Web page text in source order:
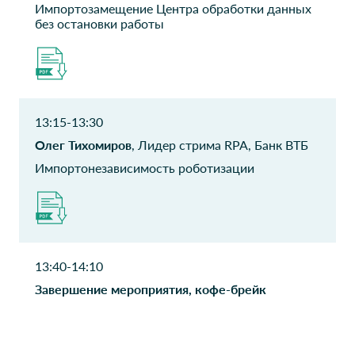
ИРЭ-ПОЛЮС Фонд Сколково
ООО ДЕФАНС
Руководитель УИТ
ИРЭ-Полюс
руководитель проектов
Прио-Внешторгбанк
ПАО
России
Руководитель аппарата
Импортозамещение Центра обработки данных
без остановки работы
13:15-13:30
Олег Тихомиров, Лидер стрима RPA, Банк ВТБ
Импортонезависимость роботизации
13:40-14:10
Завершение мероприятия, кофе-брейк